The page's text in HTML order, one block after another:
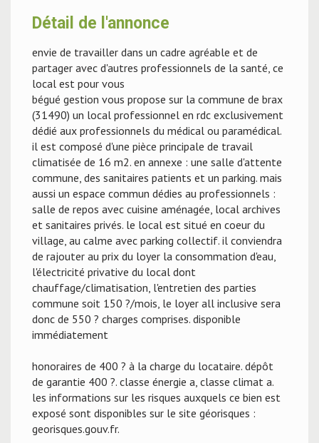
Détail de l'annonce
envie de travailler dans un cadre agréable et de
partager avec d'autres professionnels de la santé, ce
local est pour vous
bégué gestion vous propose sur la commune de brax
(31490) un local professionnel en rdc exclusivement
dédié aux professionnels du médical ou paramédical.
il est composé d'une pièce principale de travail
climatisée de 16 m2. en annexe : une salle d'attente
commune, des sanitaires patients et un parking. mais
aussi un espace commun dédies au professionnels :
salle de repos avec cuisine aménagée, local archives
et sanitaires privés. le local est situé en coeur du
village, au calme avec parking collectif. il conviendra
de rajouter au prix du loyer la consommation d'eau,
l'électricité privative du local dont
chauffage/climatisation, l'entretien des parties
commune soit 150 ?/mois, le loyer all inclusive sera
donc de 550 ? charges comprises. disponible
immédiatement
honoraires de 400 ? à la charge du locataire. dépôt
de garantie 400 ?. classe énergie a, classe climat a.
les informations sur les risques auxquels ce bien est
exposé sont disponibles sur le site géorisques :
georisques.gouv.fr.